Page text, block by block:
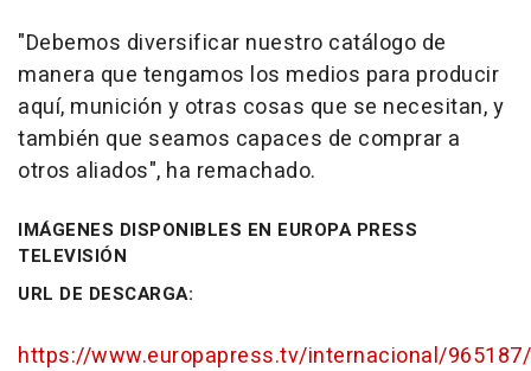
"Debemos diversificar nuestro catálogo de
manera que tengamos los medios para producir
aquí, munición y otras cosas que se necesitan, y
también que seamos capaces de comprar a
otros aliados", ha remachado.
IMÁGENES DISPONIBLES EN EUROPA PRESS
TELEVISIÓN
URL DE DESCARGA:
https://www.europapress.tv/internacional/